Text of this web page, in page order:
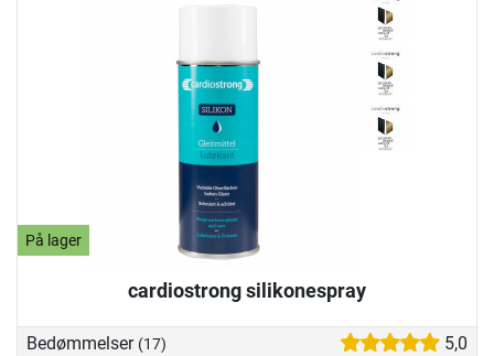
På lager
cardiostrong silikonespray
Bedømmelser (17) 5,0